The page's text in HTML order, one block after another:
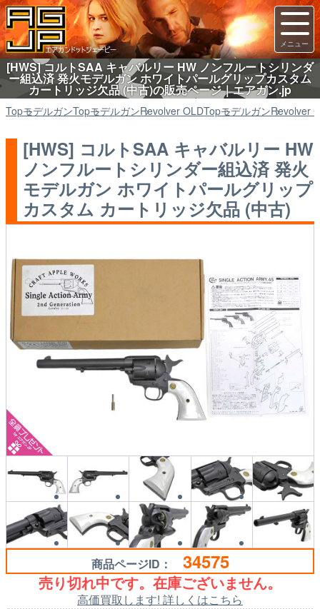
[HWS] コルトSAA キャバルリー HW ノンフルートシリンダ
ー組込済 発火モデルガン ホワイトパールグリップカスタム
カートリッジ欠品 (中古)の販売ページ｜エアガン.jp
TopモデルガンTopモデルガンRevolver OLDTopモデルガンRevolver
[HWS] コルトSAA キャバルリー HW
ノンフルートシリンダー組込済 発火
モデルガン ホワイトパールグリップ
カスタム カートリッジ欠品 (中古)
商品ページID： 34575
売り切れ中です。在庫ございません。
高価買取します! 詳しくはこちら